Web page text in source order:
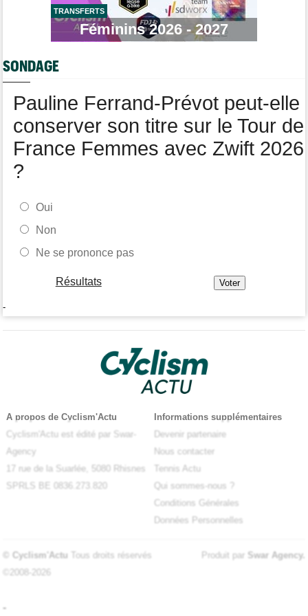
Tour de France
Geraint Thomas : "On est passé à côté du Tour..."
Le Mercato vélo est ouvert... Toutes les dernières infos de
05/08
Tour de France Femmes
Demi Vollering la 5e étape ! Ferrand-Prévot perd tout
TRANSFERTS
Féminins 2026 - 2027
SONDAGE
Pauline Ferrand-Prévot peut-elle
conserver son titre sur le Tour de
France Femmes avec Zwift 2026
?
Oui
Non
Ne se prononce pas
Résultats
-
A propos de Cyclism'Actu
Cyclism'Actu est édité par Swar-
Agency
17 rue de la Suarlée, 5080 Rhisnes
SPRLS BE 0836.273.820
Informations supplémentaires
Devenir partenaire
Nous contacter
Tennis Actu
Qui sommes-nous ?
Conditions Générales
Données Personnelles
© Cyclism'Actu Tous droits réservés
©2008-2026
Produit par Swar Agency.
-